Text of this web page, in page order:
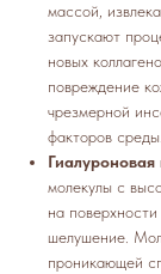
массой,
запускают
новых
повреждение
чрезмерной
факторов среды.
Гиалуроновая
молекулы с
на
шелушение.
проникающей